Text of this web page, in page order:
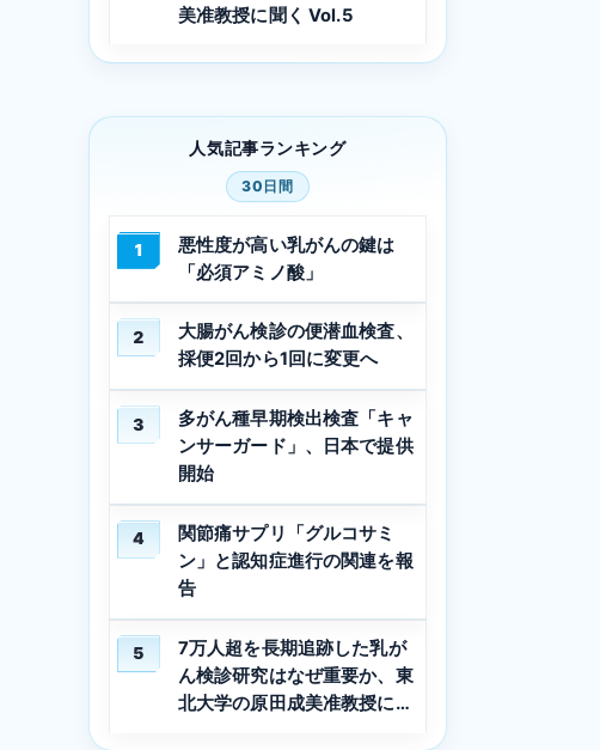
美准教授に聞く Vol.5
人気記事ランキング
30日間
1
悪性度が高い乳がんの鍵は
「必須アミノ酸」
2
大腸がん検診の便潜血検査、
採便2回から1回に変更へ
3
多がん種早期検出検査「キャ
ンサーガード」、日本で提供
開始
4
関節痛サプリ「グルコサミ
ン」と認知症進行の関連を報
告
5
7万人超を長期追跡した乳が
ん検診研究はなぜ重要か、東
北大学の原田成美准教授に聞